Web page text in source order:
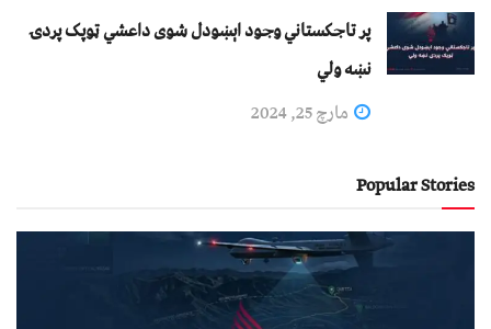
پر تاجکستاني وجود اېښودل شوی داعشي ټوپک پردۍ
نښه ولي
مارچ 25, 2024
Popular Stories